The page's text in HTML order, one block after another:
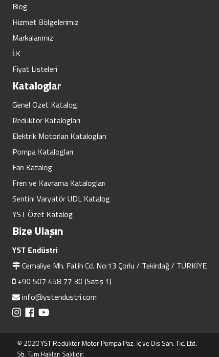
Blog
Hizmet Bölgelerimiz
Markalarımız
İ.K
Fiyat Listeleri
Kataloglar
Genel Ozet Katalog
Redüktör Katalogları
Elektrik Motorları Katalogları
Pompa Katalogları
Fan Katalog
Fren ve Kavrama Katalogları
Sentini Varyatör UDL Katalog
YST Özet Katalog
Bize Ulaşın
YST Endüstri
Cemaliye Mh. Fatih Cd. No:13 Çorlu / Tekirdağ / TÜRKİYE
+90 507 458 77 30 (Satış 1)
info@ystendustri.com
© 2020 YST Redüktör Motor Pompa Paz. Iç ve Dis San. Tic. Ltd.
Sti. Tüm Haklari Saklidir.